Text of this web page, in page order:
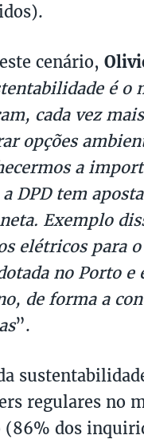
cenário,
é o
cada vez
opções
a
a DPD tem
Exemplo
elétricos para
no Porto
de forma a
”.
regulares no
dos